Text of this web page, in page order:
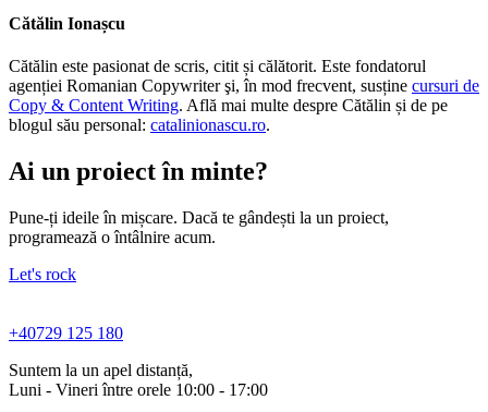
Cătălin Ionașcu
Cătălin este pasionat de scris, citit și călătorit. Este fondatorul
agenției Romanian Copywriter şi, în mod frecvent, susține cursuri de
Copy & Content Writing. Află mai multe despre Cătălin și de pe
blogul său personal: catalinionascu.ro.
Ai un proiect în minte?
Pune-ți ideile în mișcare. Dacă te gândești la un proiect,
programează o întâlnire acum.
Let's rock
+40729 125 180
Suntem la un apel distanță,
Luni - Vineri între orele 10:00 - 17:00